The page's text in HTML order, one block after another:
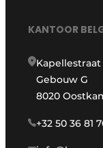
KANTOOR
Kapellestraat
Gebouw G
8020
+32 50 36 81